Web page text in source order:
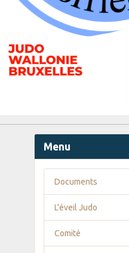
Menu
Documents
L'éveil Judo
Comité